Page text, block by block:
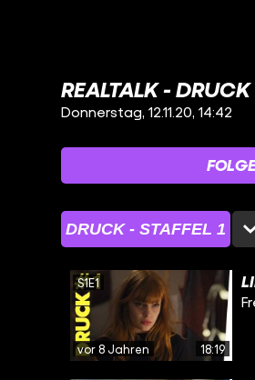
REALTALK -
Donnerstag, 12.11.20, 14:42
DRUCK - STAFFEL 1
vor 8 Jahren 18:19
S1E1